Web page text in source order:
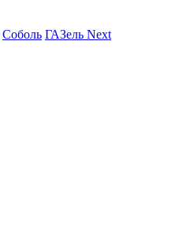
Соболь ГАЗель Next